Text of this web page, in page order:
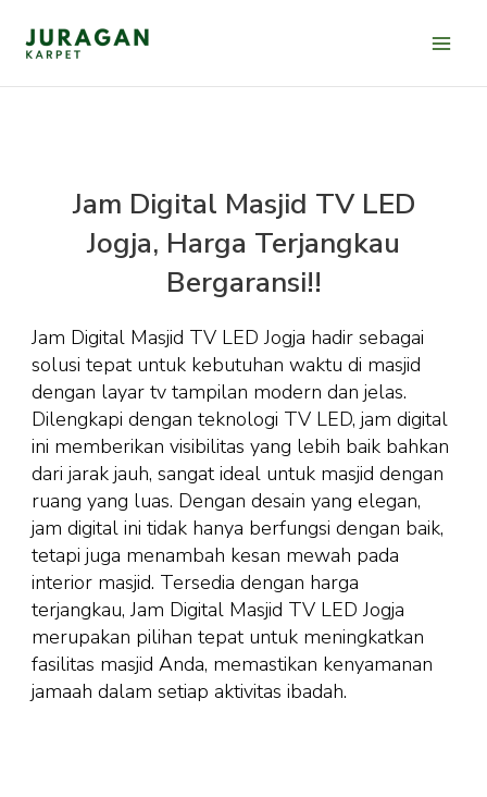
Jam Digital Masjid TV LED
Jogja, Harga Terjangkau
Bergaransi!!
Jam Digital Masjid TV LED Jogja hadir sebagai
solusi tepat untuk kebutuhan waktu di masjid
dengan layar tv tampilan modern dan jelas.
Dilengkapi dengan teknologi TV LED, jam digital
ini memberikan visibilitas yang lebih baik bahkan
dari jarak jauh, sangat ideal untuk masjid dengan
ruang yang luas. Dengan desain yang elegan,
jam digital ini tidak hanya berfungsi dengan baik,
tetapi juga menambah kesan mewah pada
interior masjid. Tersedia dengan harga
terjangkau, Jam Digital Masjid TV LED Jogja
merupakan pilihan tepat untuk meningkatkan
fasilitas masjid Anda, memastikan kenyamanan
jamaah dalam setiap aktivitas ibadah.